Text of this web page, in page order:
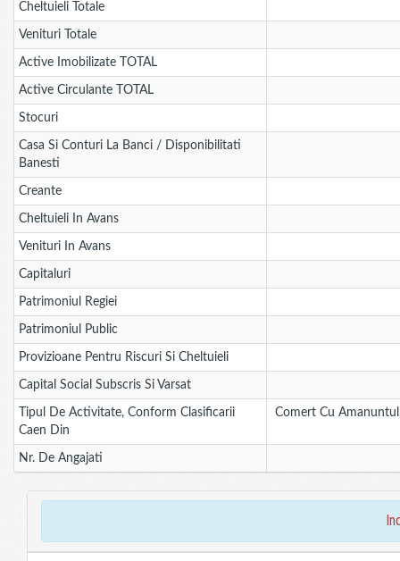
Cheltuieli Totale
Venituri Totale
Active Imobilizate TOTAL
Active Circulante TOTAL
Stocuri
Casa Si Conturi La Banci / Disponibilitati
Banesti
Creante
Cheltuieli In Avans
Venituri In Avans
Capitaluri
Patrimoniul Regiei
Patrimoniul Public
Provizioane Pentru Riscuri Si Cheltuieli
Capital Social Subscris Si Varsat
Tipul De Activitate, Conform Clasificarii
Caen Din
Comert Cu
Nr. De Angajati